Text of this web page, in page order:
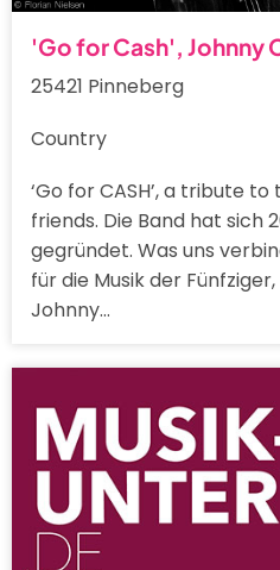
'Go for Cash', Johnny
25421 Pinneberg
Country
‘Go for CASH’, a tribute
friends. Die Band hat sich 2015 in Hamburg
gegründet. Was uns
für die Musik der
Johnny…